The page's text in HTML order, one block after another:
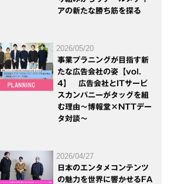
アの新たな勝ち筋を探る
2026/05/20
事業プラニングが目指す新
たな広告会社の姿【vol.
4】 広告会社とITサービ
スカンパニーがタッグを組
む理由～博報堂×NTTデー
タ対談～
2026/04/27
日本のエンタメコンテンツ
の魅力を世界に響かせるFA